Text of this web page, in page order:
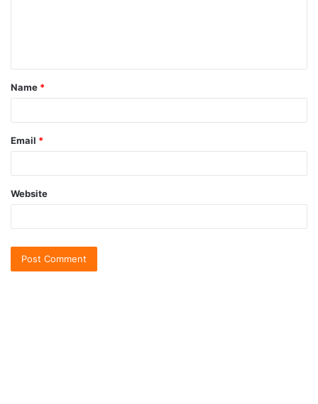
Name *
Email *
Website